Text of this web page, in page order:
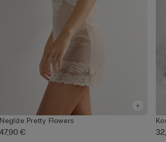
Negliže Pretty Flowers
47,90 €